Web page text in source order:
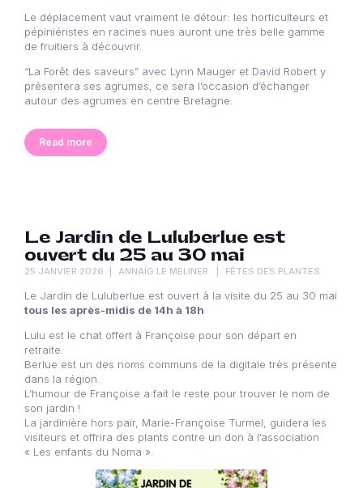
Le déplacement vaut vraiment le détour: les horticulteurs et
pépiniéristes en racines nues auront une très belle gamme
de fruitiers à découvrir.
“La Forêt des saveurs” avec Lynn Mauger et David Robert y
présentera ses agrumes, ce sera l’occasion d’échanger
autour des agrumes en centre Bretagne.
Read more
Le Jardin de Luluberlue est
ouvert du 25 au 30 mai
25 JANVIER 2026 ANNAÏG LE MELINER FÊTES DES PLANTES
Le Jardin de Luluberlue est ouvert à la visite du 25 au 30 mai
tous les après-midis de 14h à 18h
Lulu est le chat offert à Françoise pour son départ en
retraite.
Berlue est un des noms communs de la digitale très présente
dans la région.
L’humour de Françoise a fait le reste pour trouver le nom de
son jardin !
La jardinière hors pair, Marie-Françoise Turmel, guidera les
visiteurs et offrira des plants contre un don à l’association
« Les enfants du Noma ».